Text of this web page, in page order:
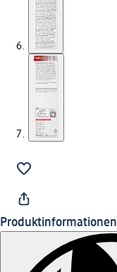
Produktinformationen